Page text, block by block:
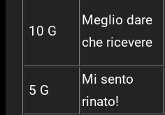
10 G
Meglio dare
che ricevere
5 G
Mi sento
rinato!